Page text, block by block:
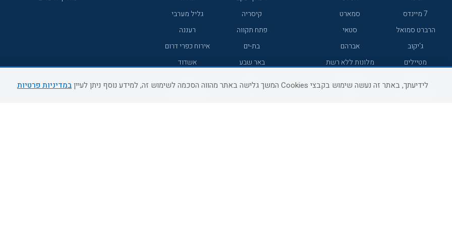
7 מיינדס
סמארט
הרברט סמואל
סטאי
ג'יקוב
אברהם
מטיילים
מלונות ללא רשת
קיסריה
גליל מערבי
פתח תקווה
רעננה
בת-ים
אירוח כפרי דרום
באר שבע
אשדוד
לידיעתך, באתר זה נעשה שימוש בקבצי Cookies המשך גלישה באתר מהווה הסכמה לשימוש זה, למידע נוסף ניתן לעיין במדיניות פרטיות